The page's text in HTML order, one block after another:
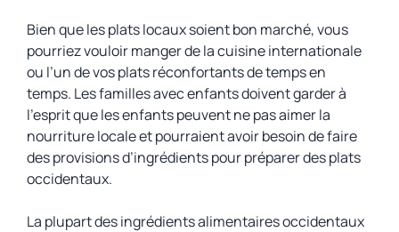
Bien que les plats locaux soient bon marché, vous
pourriez vouloir manger de la cuisine internationale
ou l’un de vos plats réconfortants de temps en
temps. Les familles avec enfants doivent garder à
l’esprit que les enfants peuvent ne pas aimer la
nourriture locale et pourraient avoir besoin de faire
des provisions d’ingrédients pour préparer des plats
occidentaux.
La plupart des ingrédients alimentaires occidentaux